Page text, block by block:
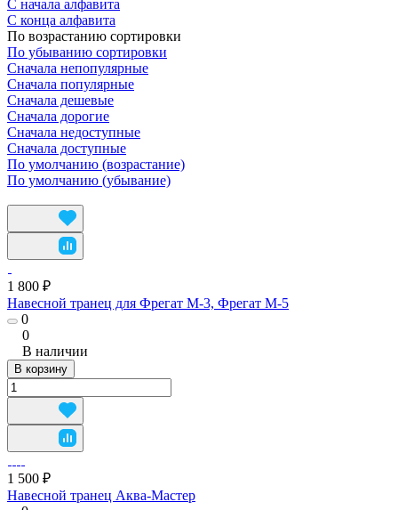
С начала алфавита
С конца алфавита
По возрастанию сортировки
По убыванию сортировки
Сначала непопулярные
Сначала популярные
Сначала дешевые
Сначала дорогие
Сначала недоступные
Сначала доступные
По умолчанию (возрастание)
По умолчанию (убывание)
1 800 ₽
Навесной транец для Фрегат М-3, Фрегат М-5
0
0
В наличии
В корзину
1 500 ₽
Навесной транец Аква-Мастер